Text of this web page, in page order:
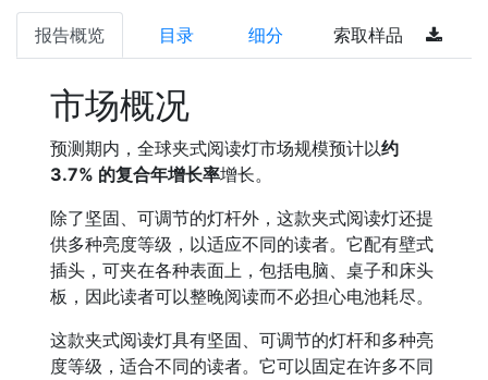
报告概览 目录 细分 索取样品
市场概况
预测期内，全球夹式阅读灯市场规模预计以约
3.7% 的复合年增长率增长。
除了坚固、可调节的灯杆外，这款夹式阅读灯还提
供多种亮度等级，以适应不同的读者。它配有壁式
插头，可夹在各种表面上，包括电脑、桌子和床头
板，因此读者可以整晚阅读而不必担心电池耗尽。
这款夹式阅读灯具有坚固、可调节的灯杆和多种亮
度等级，适合不同的读者。它可以固定在许多不同